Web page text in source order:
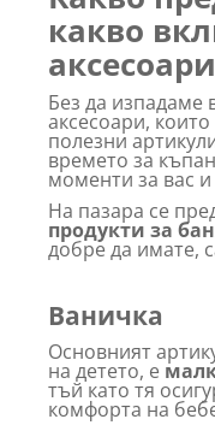
какво
Без да изпадаме
аксесоари,
полезни
времето за
моменти за вас
На пазара се
продукти за
добре да имате,
Ваничка
Основният
на детето, е
тъй като тя
комфорта на